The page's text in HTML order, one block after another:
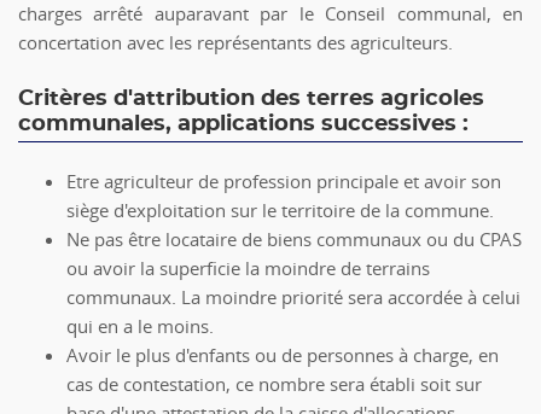
charges arrêté auparavant par le Conseil communal, en
concertation avec les représentants des agriculteurs.
Critères d'attribution des terres agricoles
communales, applications successives :
Etre agriculteur de profession principale et avoir son
siège d'exploitation sur le territoire de la commune.
Ne pas être locataire de biens communaux ou du CPAS
ou avoir la superficie la moindre de terrains
communaux. La moindre priorité sera accordée à celui
qui en a le moins.
Avoir le plus d'enfants ou de personnes à charge, en
cas de contestation, ce nombre sera établi soit sur